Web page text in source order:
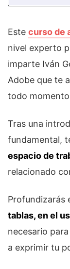
Este curso de
nivel experto
imparte Iván
Adobe que te
todo
Tras una
fundamental,
espacio de
relacionado
Profundizarás
tablas, en el
necesario
a exprimir tu